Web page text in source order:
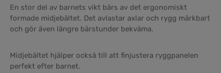
En stor del av barnets vikt bärs av det ergonomiskt
formade midjebältet. Det avlastar axlar och rygg märkbart
och gör även längre bärstunder bekväma.
Midjebältet hjälper också till att finjustera ryggpanelen
perfekt efter barnet.